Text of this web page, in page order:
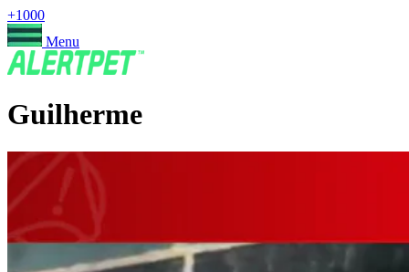
+1000
Menu
Guilherme